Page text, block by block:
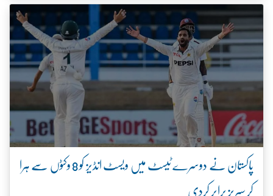
پاکستان نے دوسرے ٹیسٹ میں ویسٹ انڈیز کو 8 وکٹوں سے ہرا